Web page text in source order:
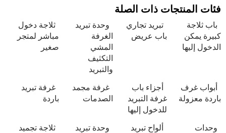
ذات الصلة
تبريد تجاري
باب عريض
وحدة تبريد
الغرفة
ثلاجة دخول
مباشر لمتجر
صغير
أجزاء باب
غرفة التبريد
للدخول إليها
غرفة مجمد
الصدمات
غرفة تبريد
باردة
ألواح تبريد
وحدة تبريد
ثلاجة تجميد